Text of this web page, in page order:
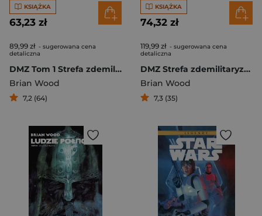
KSIĄŻKA
63,23 zł
89,99 zł - sugerowana cena
detaliczna
DMZ Tom 1 Strefa zdemilitaryzowana
Brian Wood
7,2 (64)
KSIĄŻKA
74,32 zł
119,99 zł - sugerowana cena
detaliczna
DMZ Strefa zdemilitaryzowana Tom 2
Brian Wood
7,3 (35)